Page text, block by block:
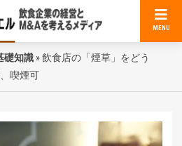
MENU
礎知識 »飲食店の「煙草」をどう
喫煙可